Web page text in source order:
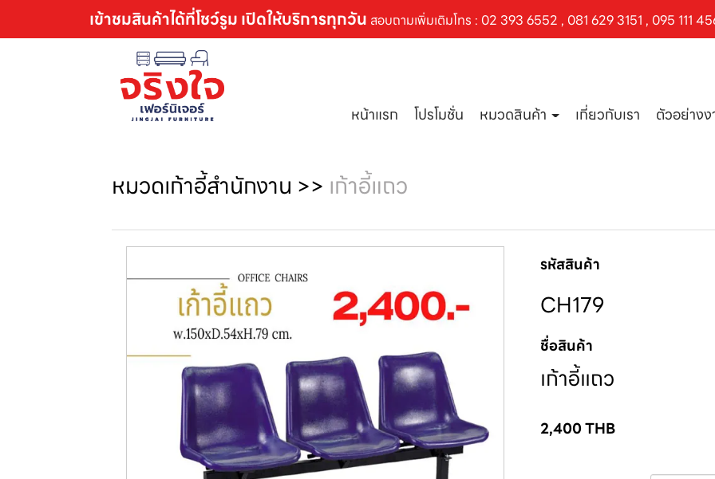
เข้าชมสินค้าได้ที่โชว์รูม เปิดให้บริการทุกวัน สอบถามเพิ่มเติมโทร : 02 393 6552 , 081 629 3151 , 095 111
หน้าแรก โปรโมชั่น หมวดสินค้า เกี่ยวกับเรา ตัวอย่างง
หมวดเก้าอี้สำนักงาน >> เก้าอี้แถว
รหัสสินค้า
CH179
ชื่อสินค้า
เก้าอี้แถว
2,400THB